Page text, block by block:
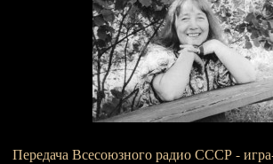
Передача Всесоюзного радио СССР -